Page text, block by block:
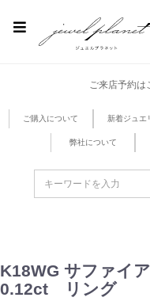
ご来店予約は
ご購入について 新着ジュエ
弊社について
K18WG サファ
0.12ct リング